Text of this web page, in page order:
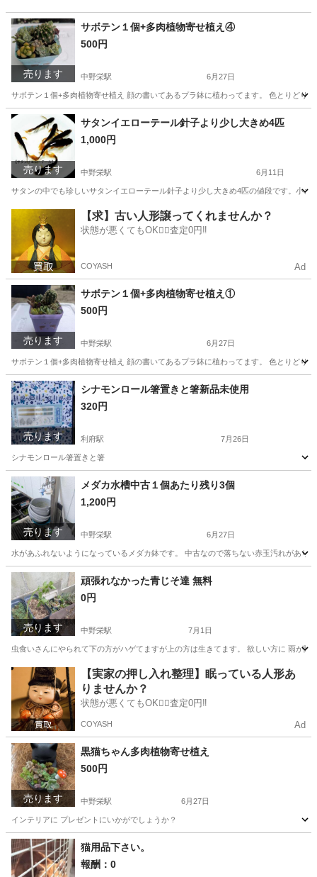
売ります
サボテン１個+多肉植物寄せ植え④
500円
中野栄駅 6月27日
サボテン１個+多肉植物寄せ植え 顔の書いてあるプラ鉢に植わってます。 色とりどり
宮城 塩竈市 中野栄駅 サボテン
売ります
サタンイエローテール針子より少し大きめ4匹
1,000円
中野栄駅 6月11日
サタンの中でも珍しいサタンイエローテール針子より少し大きめ4匹の値段です。小
中野栄駅 その他
【求】古い人形譲ってくれませんか？
状態が悪くてもOK🙆‍♀️査定0円‼️
COYASH Ad
売ります
サボテン１個+多肉植物寄せ植え①
500円
中野栄駅 6月27日
サボテン１個+多肉植物寄せ植え 顔の書いてあるプラ鉢に植わってます。 色とりどり
宮城 塩竈市 中野栄駅 家庭用品 サボテン
売ります
シナモンロール箸置きと箸新品未使用
320円
利府駅 7月26日
シナモンロール箸置きと箸
宮城 塩竈市 利府駅 パズル シナモンロール
売ります
メダカ水槽中古１個あたり残り3個
1,200円
中野栄駅 6月27日
水があふれないようになっているメダカ鉢です。 中古なので落ちない赤玉汚れがあり
宮城 塩竈市 中野栄駅 その他 メダカ
売ります
頑張れなかった青じそ達 無料
0円
中野栄駅 7月1日
虫食いさんにやられて下の方がハゲてますが上の方は生きてます。 欲しい方に 雨が
宮城 塩竈市 中野栄駅 家庭用品
【実家の押し入れ整理】眠っている人形あ
りませんか？
状態が悪くてもOK🙆‍♀️査定0円‼️
COYASH Ad
売ります
黒猫ちゃん多肉植物寄せ植え
500円
中野栄駅 6月27日
インテリアに プレゼントにいかがでしょうか？
宮城 塩竈市 中野栄駅
猫用品下さい。
報酬：0